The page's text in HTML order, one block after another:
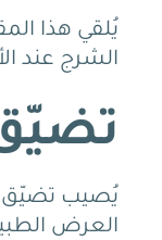
يُلقي هذا
الشرج عند
العرض